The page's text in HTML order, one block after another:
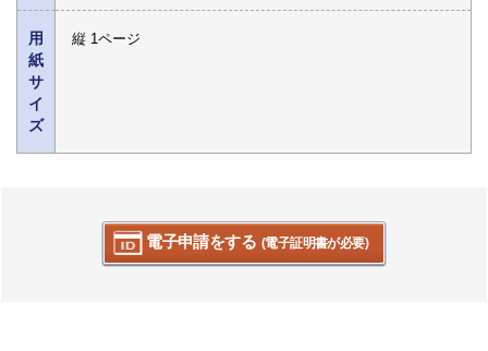
用
紙
サ
イ
ズ
縦 1ページ
電子申請をする (電子証明書が必要)